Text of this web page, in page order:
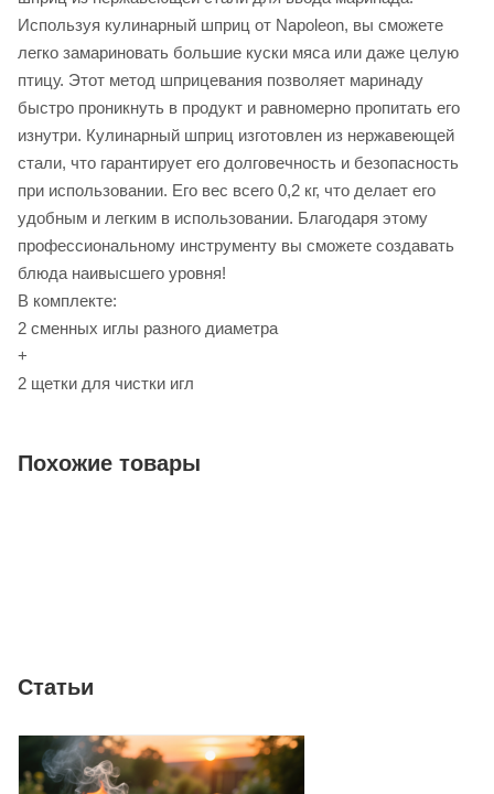
Используя кулинарный шприц от Napoleon, вы сможете
легко замариновать большие куски мяса или даже целую
птицу. Этот метод шприцевания позволяет маринаду
быстро проникнуть в продукт и равномерно пропитать его
изнутри. Кулинарный шприц изготовлен из нержавеющей
стали, что гарантирует его долговечность и безопасность
при использовании. Его вес всего 0,2 кг, что делает его
удобным и легким в использовании. Благодаря этому
профессиональному инструменту вы сможете создавать
блюда наивысшего уровня!
В комплекте:
2 сменных иглы разного диаметра
+
2 щетки для чистки игл
Похожие товары
Статьи